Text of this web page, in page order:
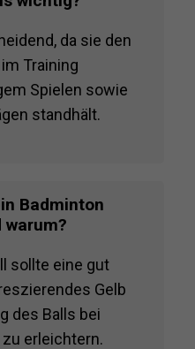
da sie den
Training
Spielen sowie
standhält.
Badminton
sollte eine gut
Gelb
des Balls bei
erleichtern.